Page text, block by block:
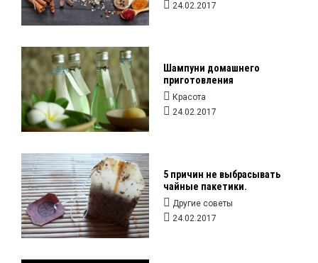
24.02.2017
Шампуни домашнего
приготовления
Красота
24.02.2017
5 причин не выбрасывать
чайные пакетики.
Другие советы
24.02.2017